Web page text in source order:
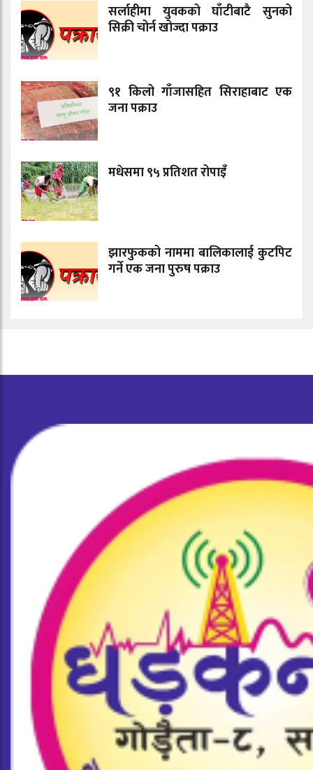
सर्लाहीमा युवकको घाँटीबाटै सुनको
सिक्री चोर्न खोज्दा पक्राउ
९१ किलो गाँजासहित सिराहाबाट एक
जना पक्राउ
मधेसमा ९५ प्रतिशत रोपाइँ
झारफुकको नाममा बालिकालाई कुटपिट
गर्ने एक जना पुरुष पक्राउ